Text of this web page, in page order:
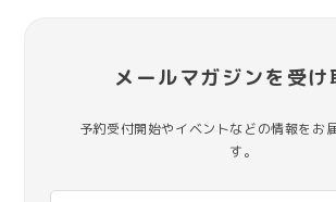
メールマガジンを受け
予約受付開始やイベントなどの情報をお
す。